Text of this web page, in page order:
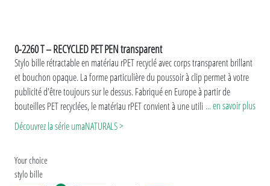
0-2260 T – RECYCLED PET PEN transparent
Stylo bille rétractable en matériau rPET recyclé avec corps transparent brillant
et bouchon opaque. La forme particulière du poussoir à clip permet à votre
publicité d'être toujours sur le dessus. Fabriqué en Europe à partir de
bouteilles PET recyclées, le matériau rPET convient à une utilisation
publicitaire durable et pérenne. Grâce à sa production européenne et
raison de la particularité du matériau (PET recyclé), il existe des variations de
couleur dues à la technique de production.
... en savoir plus
Découvrez la série umaNATURALS >
Your choice
stylo bille